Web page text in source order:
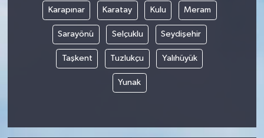
Karapınar Karatay Kulu Meram
Sarayönü Selçuklu Seydişehir
Taşkent Tuzlukçu Yalıhüyük
Yunak